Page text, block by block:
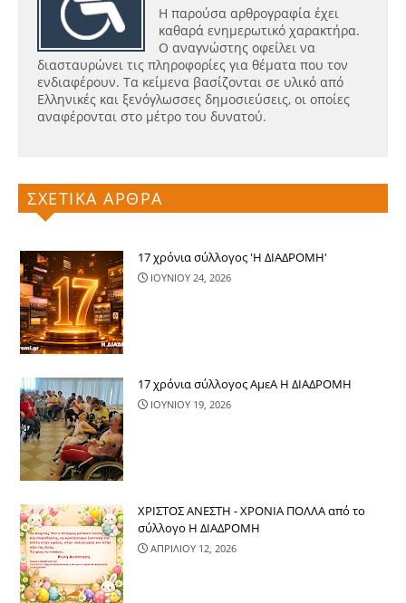
Η παρούσα αρθρογραφία έχει
καθαρά ενημερωτικό χαρακτήρα.
Ο αναγνώστης οφείλει να
διασταυρώνει τις πληροφορίες για θέματα που τον
ενδιαφέρουν. Τα κείμενα βασίζονται σε υλικό από
Ελληνικές και ξενόγλωσσες δημοσιεύσεις, οι οποίες
αναφέρονται στο μέτρο του δυνατού.
ΣΧΕΤΙΚΑ ΑΡΘΡΑ
17 χρόνια σύλλογος 'Η ΔΙΑΔΡΟΜΗ'
ΙΟΥΝΙΟΥ 24, 2026
17 χρόνια σύλλογος ΑμεΑ Η ΔΙΑΔΡΟΜΗ
ΙΟΥΝΙΟΥ 19, 2026
ΧΡΙΣΤΟΣ ΑΝΕΣΤΗ - ΧΡΟΝΙΑ ΠΟΛΛΑ από το
σύλλογο Η ΔΙΑΔΡΟΜΗ
ΑΠΡΙΛΙΟΥ 12, 2026